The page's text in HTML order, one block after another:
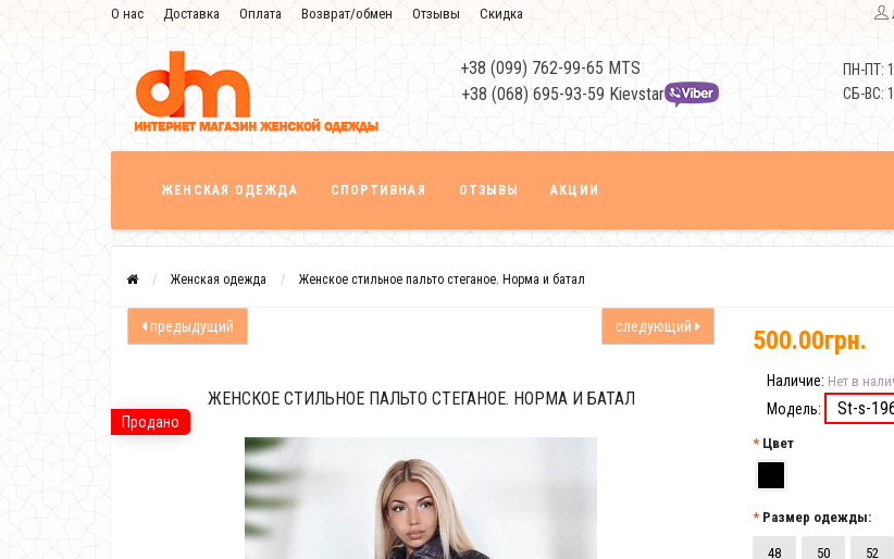
О нас Доставка Оплата Возврат/обмен Отзывы Скидка
+38 (099) 762-99-65 MTS
+38 (068) 695-93-59 Kievstar
ПН-ПТ:
СБ-ВС:
ЖЕНСКАЯ ОДЕЖДА СПОРТИВНАЯ ОТЗЫВЫ АКЦИИ
Женская одежда Женское стильное пальто стеганое. Норма и батал
предыдущий следующий
Продано
ЖЕНСКОЕ СТИЛЬНОЕ ПАЛЬТО СТЕГАНОЕ. НОРМА И БАТАЛ
500.00грн.
Наличие: Нет в
Модель: St-s-
Цвет
Размер одежды:
48 50 52